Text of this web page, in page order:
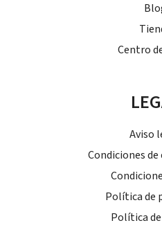
Centro
Aviso
Condiciones
Política de
Política